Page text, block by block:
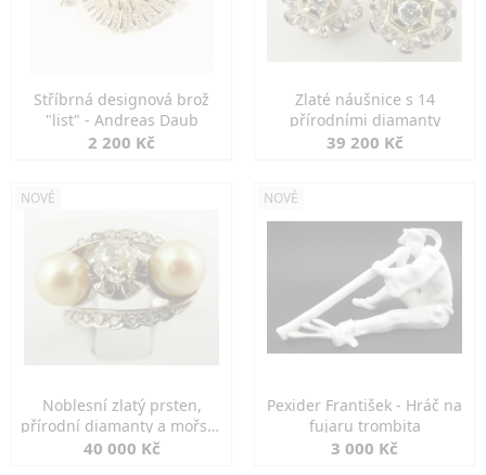
Stříbrná designová brož
"list" - Andreas Daub
2 200 Kč
Zlaté náušnice s 14
přírodními diamanty
39 200 Kč
NOVÉ
Noblesní zlatý prsten,
přírodní diamanty a mořské
perly
40 000 Kč
NOVÉ
Pexider František - Hráč na
fujaru trombita
3 000 Kč